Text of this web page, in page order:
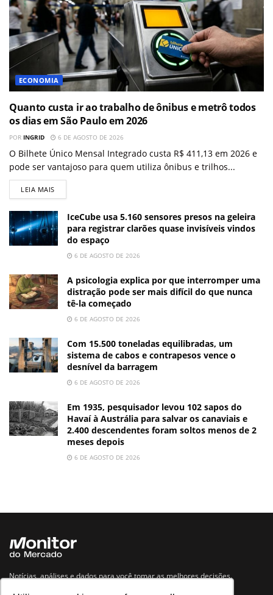
ECONOMIA
Quanto custa ir ao trabalho de ônibus e metrô todos
os dias em São Paulo em 2026
POR INGRID 6 DE AGOSTO DE 2026
O Bilhete Único Mensal Integrado custa R$ 411,13 em 2026 e
pode ser vantajoso para quem utiliza ônibus e trilhos...
LEIA MAIS
IceCube usa 5.160 sensores presos na geleira
para registrar clarões quase invisíveis vindos
do espaço
6 DE AGOSTO DE 2026
A psicologia explica por que interromper uma
distração pode ser mais difícil do que nunca
tê-la começado
6 DE AGOSTO DE 2026
Com 15.500 toneladas equilibradas, um
sistema de cabos e contrapesos vence o
desnível da barragem
6 DE AGOSTO DE 2026
Em 1935, pesquisador levou 102 sapos do
Havaí à Austrália para salvar os canaviais e
2.400 descendentes foram soltos menos de 2
meses depois
6 DE AGOSTO DE 2026
Notícias, análises e dados para você tomar as melhores decisões.